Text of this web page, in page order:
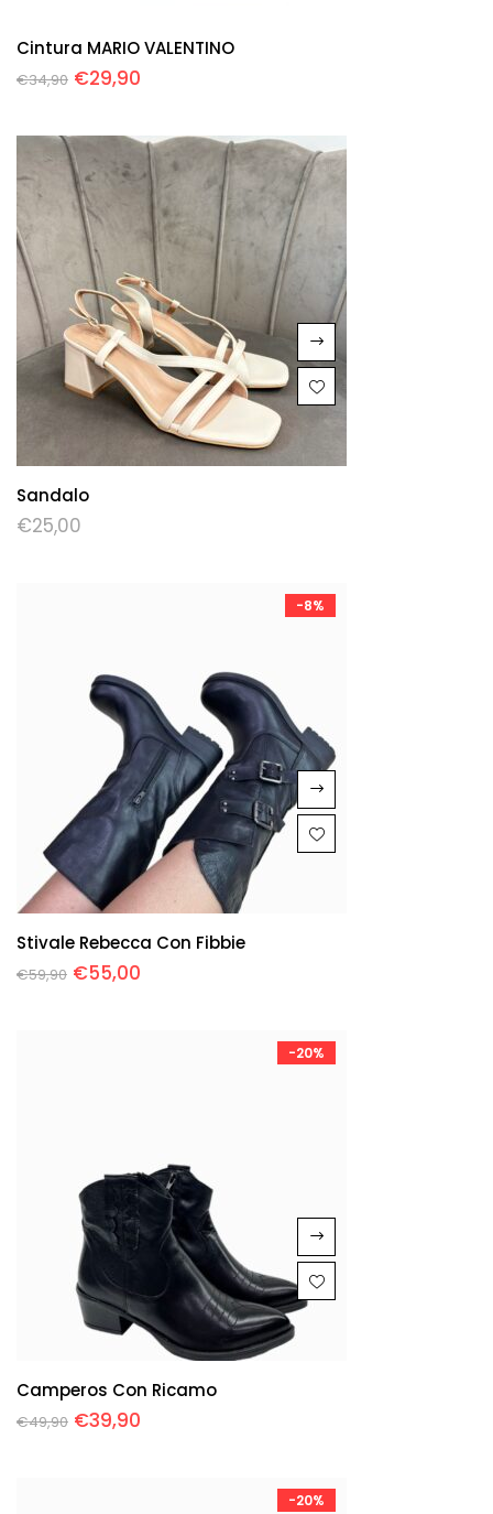
Cintura MARIO VALENTINO
€34,90 €29,90
Sandalo
€25,00
-8%
Stivale Rebecca Con Fibbie
€59,90 €55,00
-20%
Camperos Con Ricamo
€49,90 €39,90
-20%